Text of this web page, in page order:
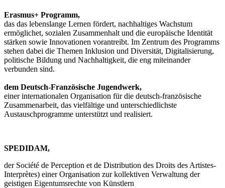
Erasmus+ Programm,
das das lebenslange Lernen fördert, nachhaltiges Wachstum
ermöglichet, sozialen Zusammenhalt und die europäische Identität
stärken sowie Innovationen vorantreibt. Im Zentrum des Programms
stehen dabei die Themen Inklusion und Diversität, Digitalisierung,
politische Bildung und Nachhaltigkeit, die eng miteinander
verbunden sind.
dem Deutsch-Französische Jugendwerk,
einer internationalen Organisation für die deutsch-französische
Zusammenarbeit, das vielfältige und unterschiedlichste
Austauschprogramme unterstützt und realisiert.
SPEDIDAM,
der Société de Perception et de Distribution des Droits des Artistes-
Interprètes) einer Organisation zur kollektiven Verwaltung der
geistigen Eigentumsrechte von Künstlern